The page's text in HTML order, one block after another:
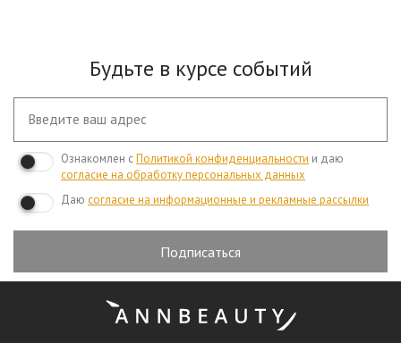
Будьте в курсе событий
Ознакомлен сПолитикой конфиденциальности и даю
согласие на обработку персональных данных
Даю согласие на информационные и рекламные рассылки
Подписаться